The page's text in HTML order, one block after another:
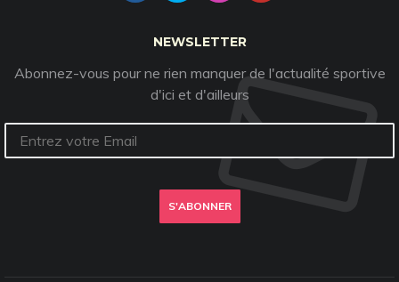
NEWSLETTER
Abonnez-vous pour ne rien manquer de l'actualité sportive
d'ici et d'ailleurs
S'ABONNER